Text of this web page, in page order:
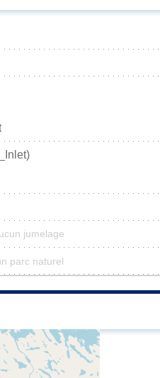
jumelage
parc naturel